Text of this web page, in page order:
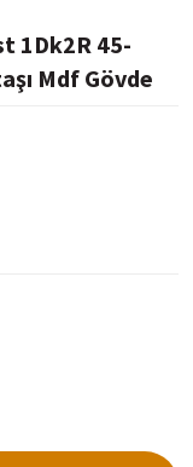
1Dk2R 45-
Mdf Gövde